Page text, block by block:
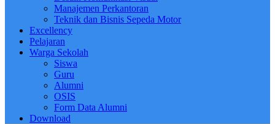
Manajemen Perkantoran
Teknik dan Bisnis Sepeda Motor
Excellency
Pelajaran
Warga Sekolah
Siswa
Guru
Alumni
OSIS
Form Data Alumni
Download